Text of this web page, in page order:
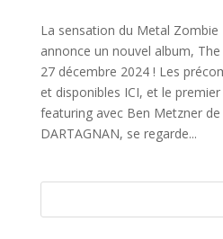
La sensation du Metal Zombie
annonce un nouvel album,
27 décembre 2024 ! Les
et disponibles ICI, et le
featuring avec Ben Metzner de
DARTAGNAN, se regarde...